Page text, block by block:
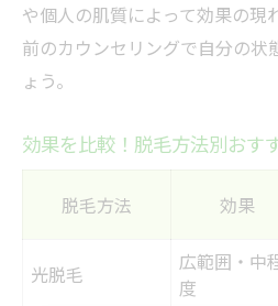
や個人の肌質によって効果の現
前のカウンセリングで自分の状
ょう。
効果を比較！脱毛方法別おす
脱毛方法 効果
光脱毛
広範囲・中
度